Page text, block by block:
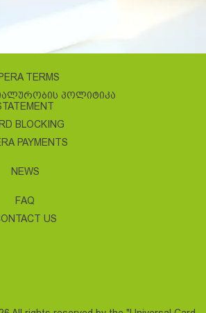
TERMS
ᲞᲝᲚᲘᲢᲘᲙᲐ
BLOCKING
PAYMENTS
NEWS
FAQ
US